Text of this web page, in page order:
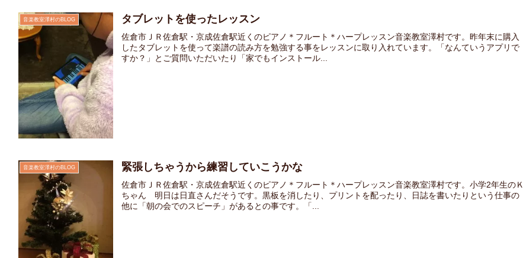
音楽教室澤村のBLOG タブレットを使ったレッスン
佐倉市ＪＲ佐倉駅・京成佐倉駅近くのピアノ＊フルート＊ハープレッスン音楽教室澤村です。昨年末に購入
したタブレットを使って楽譜の読み方を勉強する事をレッスンに取り入れています。「なんていうアプリで
すか？」とご質問いただいたり「家でもインストール...
音楽教室澤村のBLOG 緊張しちゃうから練習していこうかな
佐倉市ＪＲ佐倉駅・京成佐倉駅近くのピアノ＊フルート＊ハープレッスン音楽教室澤村です。小学2年生のＫ
ちゃん 明日は日直さんだそうです。黒板を消したり、プリントを配ったり、日誌を書いたりという仕事の
他に「朝の会でのスピーチ」があるとの事です。「...